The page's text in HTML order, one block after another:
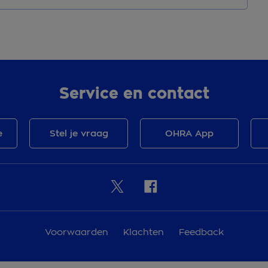
Service en contact
Stel je vraag OHRA App
Voorwaarden Klachten Feedback